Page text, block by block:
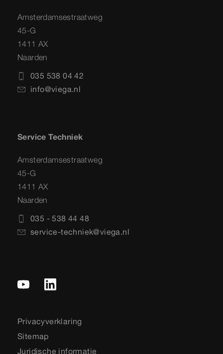
Amsterdamsestraatweg
45-G
1411 AX
Naarden
035 538 04 42
info@viega.nl
Service Techniek
Amsterdamsestraatweg
45-G
1411 AX
Naarden
035 - 538 44 48
service-techniek@viega.nl
Privacyverklaring
Sitemap
Juridische informatie